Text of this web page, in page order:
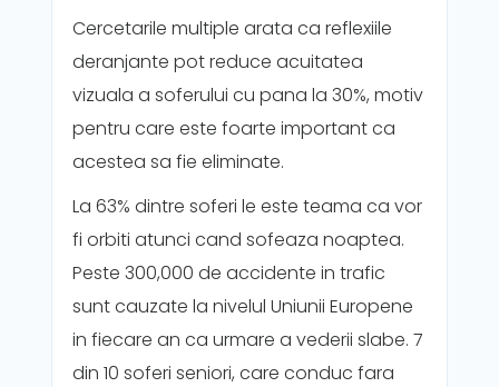
Cercetarile multiple arata ca reflexiile
deranjante pot reduce acuitatea
vizuala a soferului cu pana la 30%, motiv
pentru care este foarte important ca
acestea sa fie eliminate.
La 63% dintre soferi le este teama ca vor
fi orbiti atunci cand sofeaza noaptea.
Peste 300,000 de accidente in trafic
sunt cauzate la nivelul Uniunii Europene
in fiecare an ca urmare a vederii slabe. 7
din 10 soferi seniori, care conduc fara